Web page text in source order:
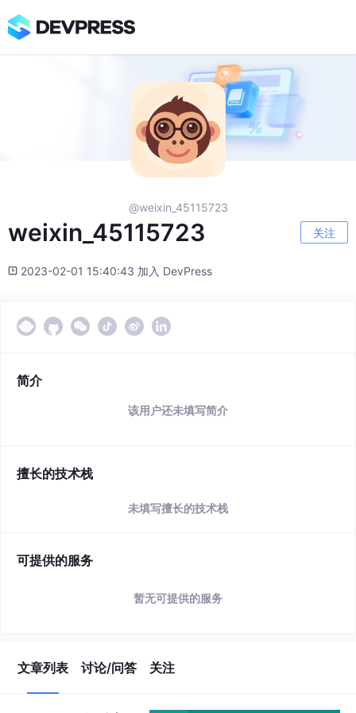
@weixin_45115723
weixin_45115723 关注
2023-02-01 15:40:43 加入 DevPress
简介
该用户还未填写简介
擅长的技术栈
未填写擅长的技术栈
可提供的服务
暂无可提供的服务
文章列表 讨论/问答 关注